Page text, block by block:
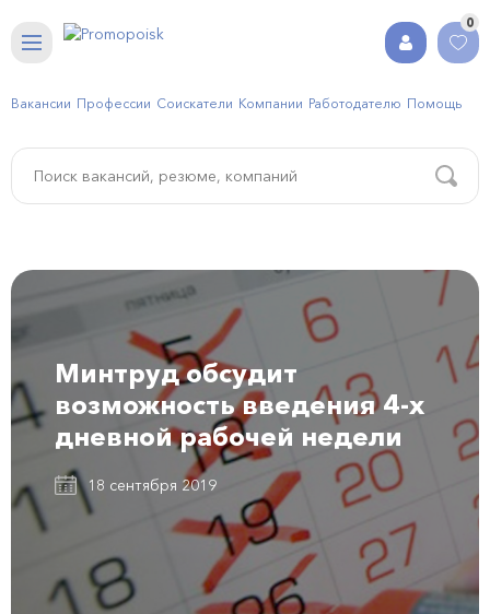
0
Вакансии Профессии Соискатели Компании Работодателю Помощь
Минтруд обсудит
возможность введения 4-х
дневной рабочей недели
18 сентября 2019